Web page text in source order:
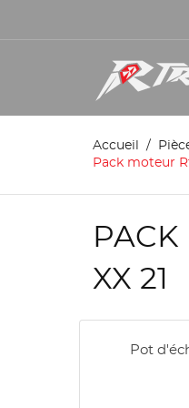
Accueil
Pack moteur
PACK
XX 21
Pot